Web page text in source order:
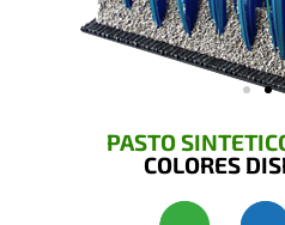
PASTO
COLORES